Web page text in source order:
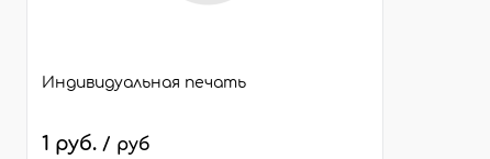
Индивидуальная печать
1 руб. / руб